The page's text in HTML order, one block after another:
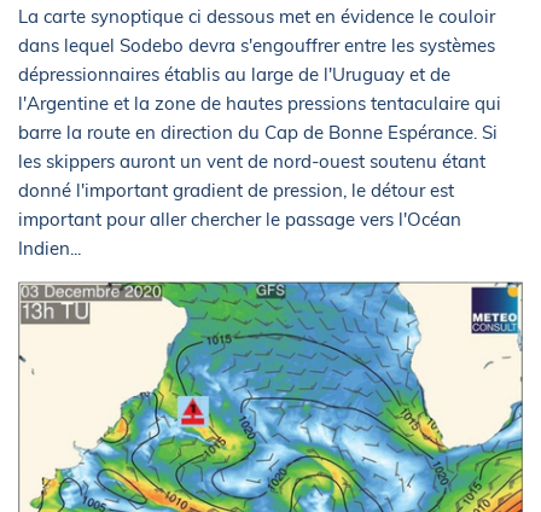
La carte synoptique ci dessous met en évidence le couloir
dans lequel Sodebo devra s'engouffrer entre les systèmes
dépressionnaires établis au large de l'Uruguay et de
l'Argentine et la zone de hautes pressions tentaculaire qui
barre la route en direction du Cap de Bonne Espérance. Si
les skippers auront un vent de nord-ouest soutenu étant
donné l'important gradient de pression, le détour est
important pour aller chercher le passage vers l'Océan
Indien...